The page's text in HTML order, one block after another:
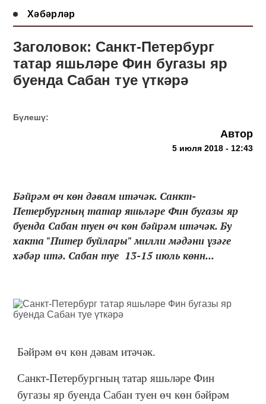
Хәбәрләр
Заголовок: Санкт-Петербург
татар яшьләре Фин бугазы яр
буенда Сабан туе үткәрә
Бүлешү:
Автор
5 июля 2018 - 12:43
Бәйрәм өч көн дәвам итәчәк. Санкт-
Петербургның татар яшьләре Фин бугазы яр
буенда Сабан туен өч көн бәйрәм итәчәк. Бу
хакта "Питер буйлары" милли мәдәни үзәге
хәбәр итә. Сабан туе 13-15 июль көнн...
Бәйрәм өч көн дәвам итәчәк.
Санкт-Петербургның татар яшьләре Фин
бугазы яр буенда Сабан туен өч көн бәйрәм